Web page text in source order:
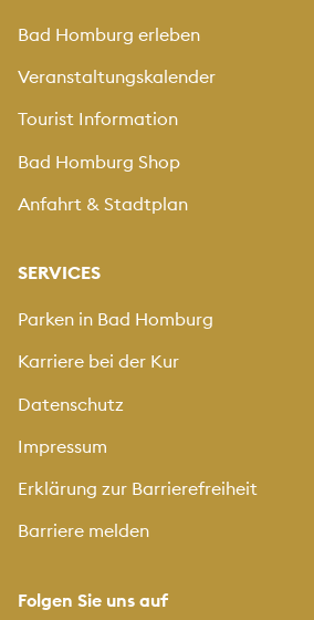
Bad Homburg erleben
Veranstaltungskalender
Tourist Information
Bad Homburg Shop
Anfahrt & Stadtplan
SERVICES
Parken in Bad Homburg
Karriere bei der Kur
Datenschutz
Impressum
Erklärung zur Barrierefreiheit
Barriere melden
Folgen Sie uns auf